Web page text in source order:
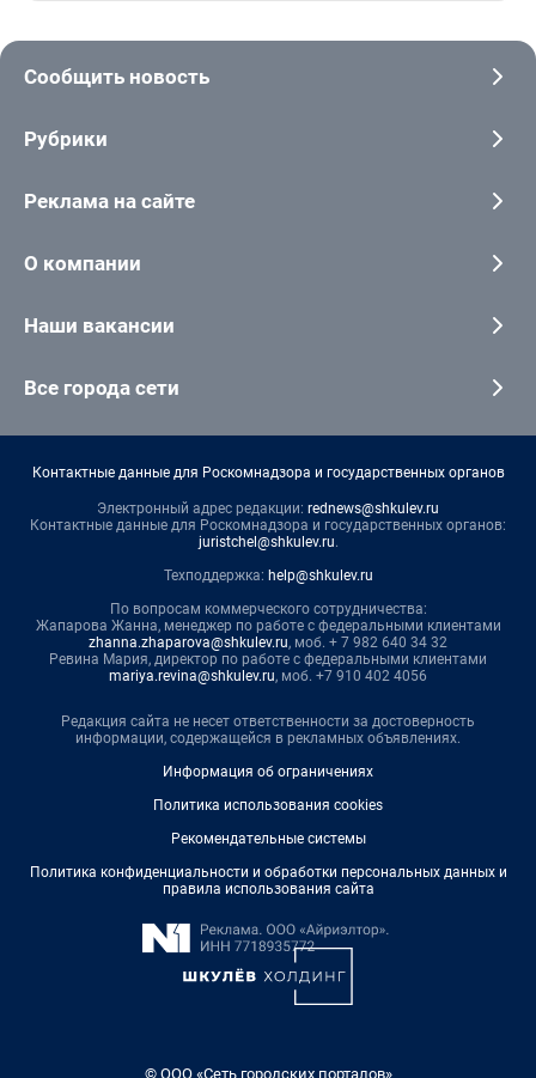
Сообщить новость
Рубрики
Реклама на сайте
О компании
Наши вакансии
Все города сети
Контактные данные для Роскомнадзора и государственных органов
Электронный адрес редакции: rednews@shkulev.ru
Контактные данные для Роскомнадзора и государственных органов:
juristchel@shkulev.ru.
Техподдержка: help@shkulev.ru
По вопросам коммерческого сотрудничества:
Жапарова Жанна, менеджер по работе с федеральными клиентами
zhanna.zhaparova@shkulev.ru, моб. + 7 982 640 34 32
Ревина Мария, директор по работе с федеральными клиентами
mariya.revina@shkulev.ru, моб. +7 910 402 4056
Редакция сайта не несет ответственности за достоверность
информации, содержащейся в рекламных объявлениях.
Информация об ограничениях
Политика использования cookies
Рекомендательные системы
Политика конфиденциальности и обработки персональных данных и
правила использования сайта
© ООО «Сеть городских порталов»